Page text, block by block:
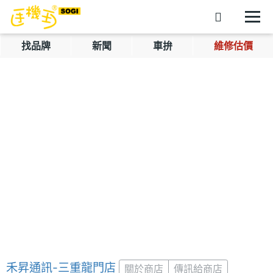
找品牌 新聞 車拚 維修估價
禾昇通訊-三重龍門店 關於商店 傳訊給商店